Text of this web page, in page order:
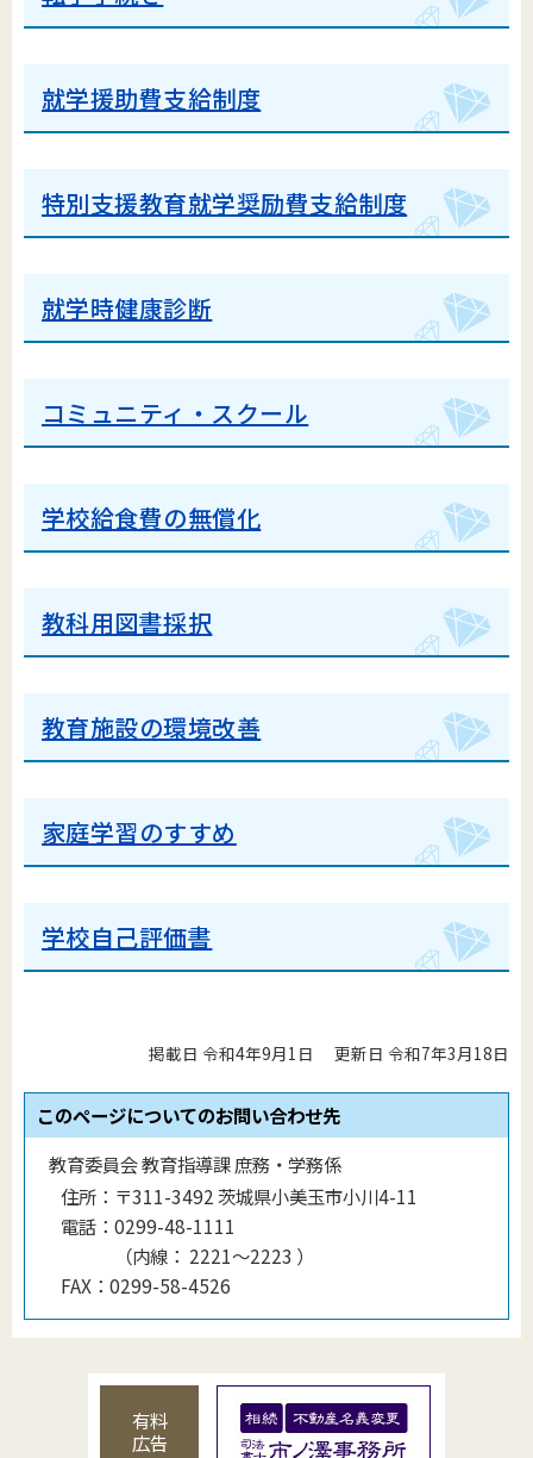
就学援助費支給制度
特別支援教育就学奨励費支給制度
就学時健康診断
コミュニティ・スクール
学校給食費の無償化
教科用図書採択
教育施設の環境改善
家庭学習のすすめ
学校自己評価書
掲載日 令和4年9月1日 更新日 令和7年3月18日
このページについてのお問い合わせ先
教育委員会 教育指導課 庶務・学務係
住所： 〒311-3492 茨城県小美玉市小川4-11
電話： 0299-48-1111
（内線 ： 2221〜2223 ）
FAX： 0299-58-4526
有料
広告